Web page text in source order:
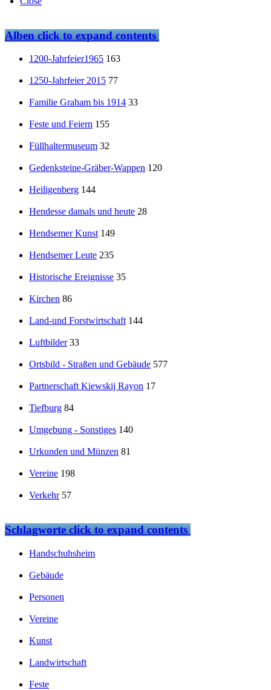
Albenclick to expand contents
1200-Jahrfeier1965 163
1250-Jahrfeier 2015 77
Familie Graham bis 1914 33
Feste und Feiern 155
Füllhaltermuseum 32
Gedenksteine-Gräber-Wappen 120
Heiligenberg 144
Hendesse damals und heute 28
Hendsemer Kunst 149
Hendsemer Leute 235
Historische Ereignisse 35
Kirchen 86
Land-und Forstwirtschaft 144
Luftbilder 33
Ortsbild - Straßen und Gebäude 577
Partnerschaft Kiewskij Rayon 17
Tiefburg 84
Umgebung - Sonstiges 140
Urkunden und Münzen 81
Vereine 198
Verkehr 57
Schlagworteclick to expand contents
Handschuhsheim
Gebäude
Personen
Vereine
Kunst
Landwirtschaft
Feste